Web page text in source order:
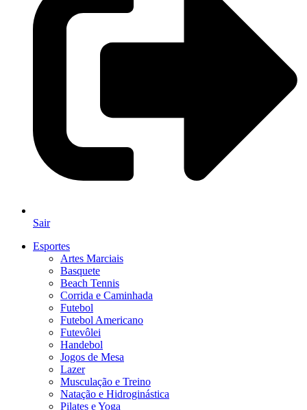
Sair
Esportes
Artes Marciais
Basquete
Beach Tennis
Corrida e Caminhada
Futebol
Futebol Americano
Futevôlei
Handebol
Jogos de Mesa
Lazer
Musculação e Treino
Natação e Hidroginástica
Pilates e Yoga